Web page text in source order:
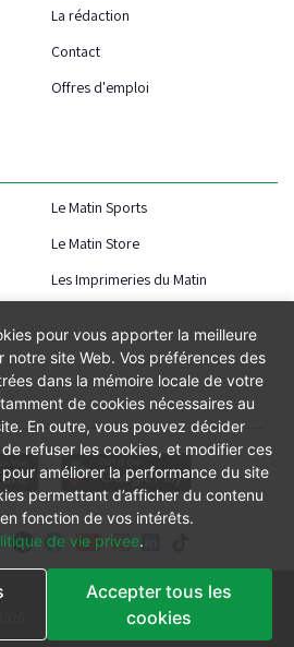
La rédaction
Contact
Offres d'emploi
Le Matin Sports
Le Matin Store
Les Imprimeries du Matin
Conditions générales
Conditions de vente
pour vous apporter la meilleure
notre site Web. Vos préférences des
dans la mémoire locale de votre
de cookies nécessaires au
En outre, vous pouvez décider
refuser les cookies, et modifier ces
améliorer la performance du site
permettant d’afficher du contenu
fonction de vos intérêts.
de vie privee.
Accepter tous les
cookies